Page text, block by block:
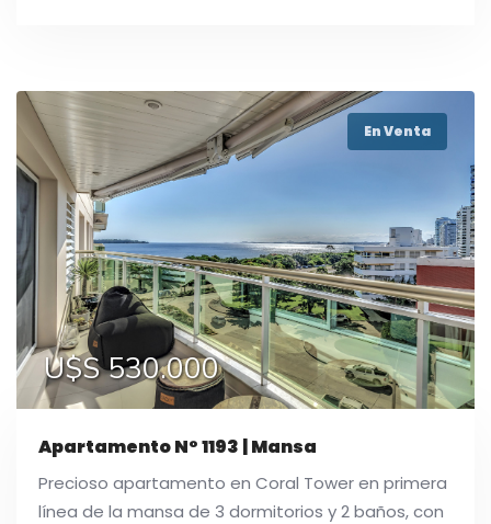
En Venta
U$S 530.000
Apartamento N° 1193 | Mansa
Precioso apartamento en Coral Tower en primera
línea de la mansa de 3 dormitorios y 2 baños, con